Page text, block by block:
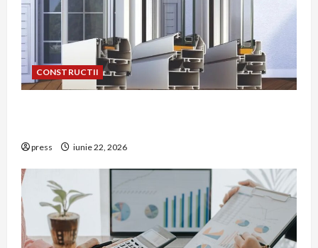
CONSTRUCTII
press iunie 22, 2026